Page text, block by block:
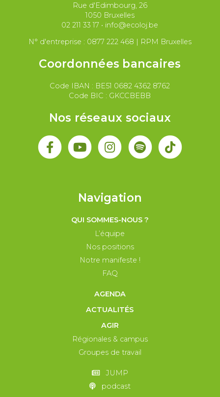
Paix et droit international
Rue d'Edimbourg, 26
1050 Bruxelles
02 211 33 17 • info@ecoloj.be
N° d'entreprise : 0877 222 468 | RPM Bruxelles
Coordonnées bancaires
Code IBAN : BE51 0682 4362 8762
Code BIC : GKCCBEBB
Nos réseaux sociaux
Navigation
QUI SOMMES-NOUS ?
L’équipe
Nos positions
Notre manifeste !
FAQ
AGENDA
ACTUALITÉS
AGIR
Régionales & campus
Groupes de travail
JUMP
podcast